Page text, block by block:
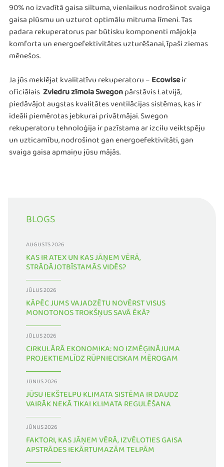
BLOGS
AUGUSTS 2026
KAS IR ATEX UN KAS JĀŅEM VĒRĀ,
STRĀDĀJOTBĪSTAMĀS VIDĒS?
JŪLIJS 2026
KĀPĒC JUMS VAJADZĒTU NOVĒRST VISUS
MONOTONOS TROKŠŅUS SAVĀ ĒKĀ?
JŪLIJS 2026
CIRKULĀRĀ EKONOMIKA: NO IZMĒĢINĀJUMA
PROJEKTIEMLĪDZ RŪPNIECISKAM MĒROGAM
JŪNIJS 2026
JŪSU IEKŠTELPU KLIMATA SISTĒMA IR DAUDZ
VAIRĀK NEKĀ TIKAI KLIMATA REGULĒŠANA
JŪNIJS 2026
FAKTORI, KAS JĀŅEM VĒRĀ, IZVĒLOTIES GAISA
APSTRĀDES IEKĀRTUMAZĀM TELPĀM
90% no izvadītā gaisa siltuma, vienlaikus nodrošinot svaiga
gaisa plūsmu un uzturot optimālu mitruma līmeni. Tas
padara rekuperatorus par būtisku komponenti mājokļa
komforta un energoefektivitātes uzturēšanai, īpaši ziemas
mēnešos.
Ja jūs meklējat kvalitatīvu rekuperatoru –Ecowiseir
oficiālaisZviedru zīmola Swegonpārstāvis Latvijā,
piedāvājot augstas kvalitātes ventilācijas sistēmas, kas ir
ideāli piemērotas jebkurai privātmājai. Swegon
rekuperatoru tehnoloģija ir pazīstama ar izcilu veiktspēju
un uzticamību, nodrošinot gan energoefektivitāti, gan
svaiga gaisa apmaiņu jūsu mājās.